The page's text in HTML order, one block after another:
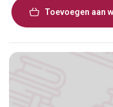
Toevoegen aan